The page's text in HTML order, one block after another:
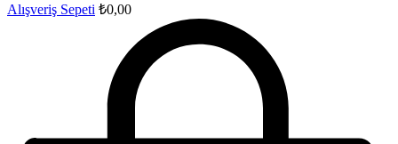
Alışveriş Sepeti ₺0,00